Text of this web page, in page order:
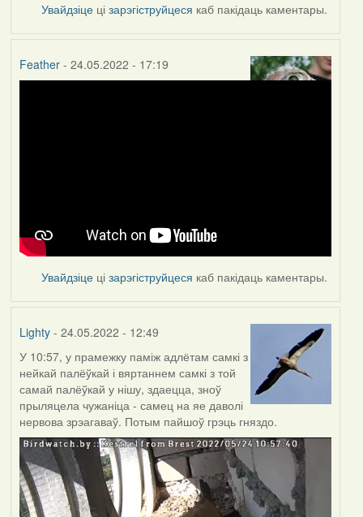
Увайдзіце цізарэгіструйцеся каб пакідаць каментары.
Feather- 24.05.2022 - 17:19
Увайдзіце цізарэгіструйцеся каб пакідаць каментары.
Lighty- 24.05.2022 - 12:49
У 10:57, у прамежку паміж адлётам самкі з
нейкай палёўкай і вяртаннем самкі з той
самай палёўкай у нішу, здаецца, зноў
прыляцела чужаніца - самец на яе даволі
нервова зрэагаваў. Потым пайшоў грэць гняздо.